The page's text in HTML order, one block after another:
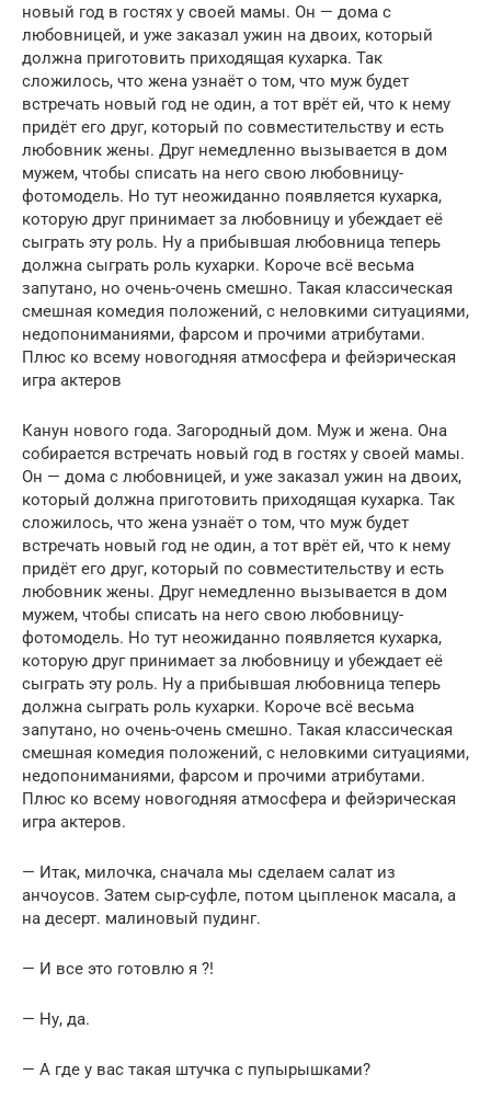
новый год в гостях у своей мамы. Он — дома с
любовницей, и уже заказал ужин на двоих, который
должна приготовить приходящая кухарка. Так
сложилось, что жена узнаёт о том, что муж будет
встречать новый год не один, а тот врёт ей, что к нему
придёт его друг, который по совместительству и есть
любовник жены. Друг немедленно вызывается в дом
мужем, чтобы списать на него свою любовницу-
фотомодель. Но тут неожиданно появляется кухарка,
которую друг принимает за любовницу и убеждает её
сыграть эту роль. Ну а прибывшая любовница теперь
должна сыграть роль кухарки. Короче всё весьма
запутано, но очень-очень смешно. Такая классическая
смешная комедия положений, с неловкими ситуациями,
недопониманиями, фарсом и прочими атрибутами.
Плюс ко всему новогодняя атмосфера и фейэрическая
игра актеров
Канун нового года. Загородный дом. Муж и жена. Она
собирается встречать новый год в гостях у своей мамы.
Он — дома с любовницей, и уже заказал ужин на двоих,
который должна приготовить приходящая кухарка. Так
сложилось, что жена узнаёт о том, что муж будет
встречать новый год не один, а тот врёт ей, что к нему
придёт его друг, который по совместительству и есть
любовник жены. Друг немедленно вызывается в дом
мужем, чтобы списать на него свою любовницу-
фотомодель. Но тут неожиданно появляется кухарка,
которую друг принимает за любовницу и убеждает её
сыграть эту роль. Ну а прибывшая любовница теперь
должна сыграть роль кухарки. Короче всё весьма
запутано, но очень-очень смешно. Такая классическая
смешная комедия положений, с неловкими ситуациями,
недопониманиями, фарсом и прочими атрибутами.
Плюс ко всему новогодняя атмосфера и фейэрическая
игра актеров.
— Итак, милочка, сначала мы сделаем салат из
анчоусов. Затем сыр-суфле, потом цыпленок масала, а
на десерт. малиновый пудинг.
— И все это готовлю я ?!
— Ну, да.
— А где у вас такая штучка с пупырышками?